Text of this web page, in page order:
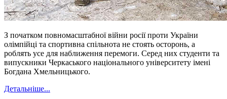
З початком повномасштабної війни росіїпроти України
олімпійці та спортивна спільнота не стоять осторонь, а
роблять усе для наближення перемоги. Серед них студенти та
випускники Черкаського національного університету імені
Богдана Хмельницького.
Детальніше...